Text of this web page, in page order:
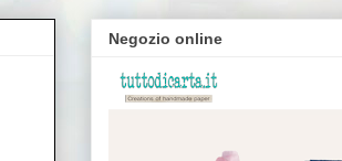
Negozio online